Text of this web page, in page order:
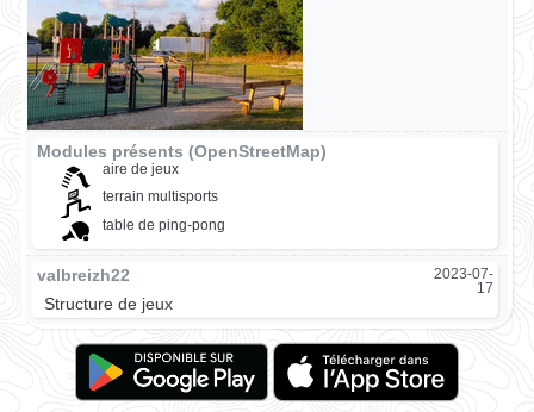
Modules présents (OpenStreetMap)
aire de jeux
terrain multisports
table de ping-pong
valbreizh22
2023-07-
17
Structure de jeux